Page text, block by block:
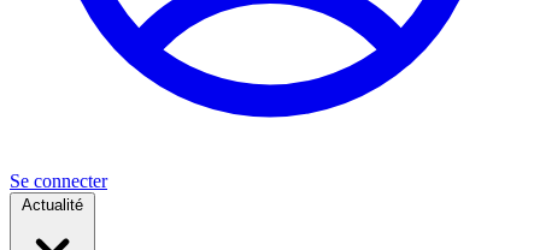
Se connecter
Actualité